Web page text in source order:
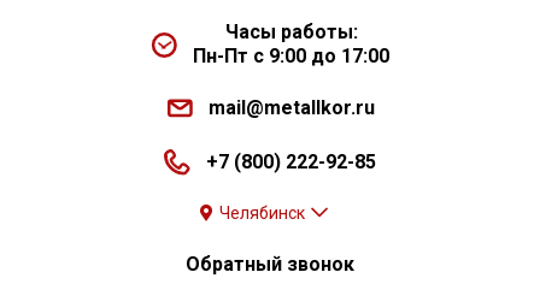
Часы работы:
Пн-Пт с 9:00 до 17:00
mail@metallkor.ru
+7 (800) 222-92-85
Челябинск
Обратный звонок